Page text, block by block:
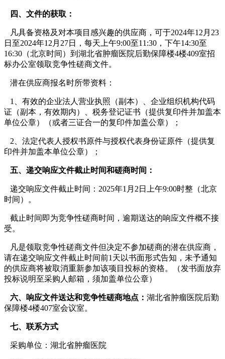
四、文件的获取：
凡具备资格及对本项目感兴趣的供应商，可于2024年12月23
日至2024年12月27日，每天上午9:00至11:30，下午14:30至
16:30（北京时间）到湖北省肿瘤医院后勤保障楼4楼409室招
标办公室领取竞争性磋商文件。
潜在供应商报名时所带资料：
1、有效的企业法人营业执照（副本）、企业组织机构代码
证（副本，有效期内）、税务登记证书（提供复印件并加盖本
单位公章）（或者三证合一的复印件加盖公章）；
2、法定代表人授权书原件与授权代表身份证原件（提供复
印件并加盖本单位公章）；
五、递交响应文件截止时间和磋商时间：
递交响应文件截止时间：2025年1月2日上午9:00时整（北京
时间）。
截止时间即为竞争性磋商时间，逾期送达的响应文件概不接
受。
凡是领取竞争性磋商文件但决定不参加磋商的潜在供应商，
请在递交响应文件截止时间前1天以书面形式告知，未予通知
的供应商将被取消重新参加该项目投标的资格。（发书面放弃
投标说明至采购人邮箱，须加盖单位公章）
六、响应文件送达和竞争性磋商地点： 湖北省肿瘤医院后勤
保障楼4楼407室会议室。
七、联系方式
采购单位：湖北省肿瘤医院